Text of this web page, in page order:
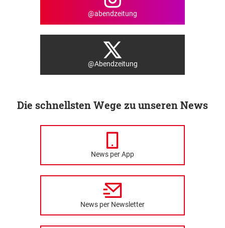
@abendzeitung
@Abendzeitung
Die schnellsten Wege zu unseren News
News per App
News per Newsletter